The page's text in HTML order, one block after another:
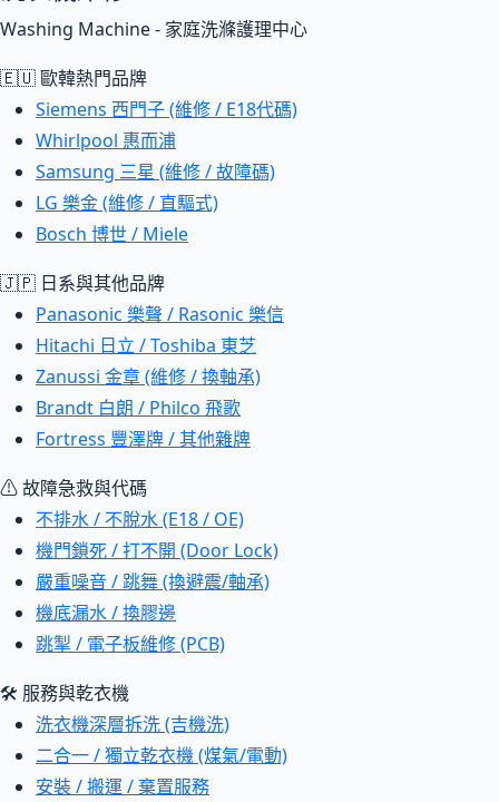
Washing Machine - 家庭洗滌護理中心
🇪🇺 歐韓熱門品牌
Siemens 西門子 (維修 / E18代碼)
Whirlpool 惠而浦
Samsung 三星 (維修 / 故障碼)
LG 樂金 (維修 / 直驅式)
Bosch 博世 / Miele
🇯🇵 日系與其他品牌
Panasonic 樂聲 / Rasonic 樂信
Hitachi 日立 / Toshiba 東芝
Zanussi 金章 (維修 / 換軸承)
Brandt 白朗 / Philco 飛歌
Fortress 豐澤牌 / 其他雜牌
⚠ 故障急救與代碼
不排水 / 不脫水 (E18 / OE)
機門鎖死 / 打不開 (Door Lock)
嚴重噪音 / 跳舞 (換避震/軸承)
機底漏水 / 換膠邊
跳掣 / 電子板維修 (PCB)
🛠 服務與乾衣機
洗衣機深層拆洗 (吉機洗)
二合一 / 獨立乾衣機 (煤氣/電動)
安裝 / 搬運 / 棄置服務